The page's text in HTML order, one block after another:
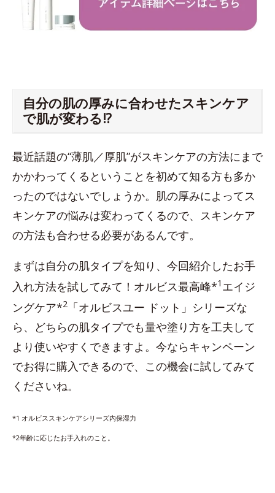
自分の肌の厚みに合わせたスキンケア
で肌が変わる!?
最近話題の“薄肌／厚肌”がスキンケアの方法にまで
かかわってくるということを初めて知る方も多か
ったのではないでしょうか。肌の厚みによってス
キンケアの悩みは変わってくるので、スキンケア
の方法も合わせる必要があるんです。
まずは自分の肌タイプを知り、今回紹介したお手
入れ方法を試してみて！オルビス最高峰*1 エイジ
ングケア*2 「オルビスユー ドット」シリーズな
ら、どちらの肌タイプでも量や塗り方を工夫して
より使いやすくできますよ。今ならキャンペーン
でお得に購入できるので、この機会に試してみて
くださいね。
*1 オルビススキンケアシリーズ内保湿力
*2年齢に応じたお手入れのこと。